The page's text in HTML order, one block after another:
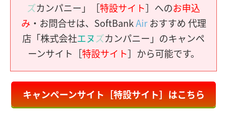
ズカンパニー」［特設サイト］へのお申込
み ・お問合せは、SoftBankAirおすすめ 代理
店「株式会社エヌ ズカンパニー」のキャンペ
ーンサイト［特設サイト］から可能です。
キャンペーンサイト［特設サイト］はこちら